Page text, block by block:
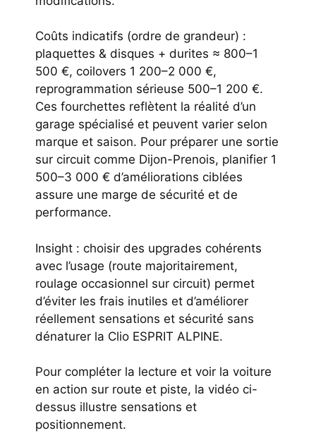
Coûts indicatifs (ordre de grandeur) :
plaquettes & disques + durites ≈ 800–1
500 €, coilovers 1 200–2 000 €,
reprogrammation sérieuse 500–1 200 €.
Ces fourchettes reflètent la réalité d’un
garage spécialisé et peuvent varier selon
marque et saison. Pour préparer une sortie
sur circuit comme Dijon-Prenois, planifier 1
500–3 000 € d’améliorations ciblées
assure une marge de sécurité et de
performance.
Insight : choisir des upgrades cohérents
avec l’usage (route majoritairement,
roulage occasionnel sur circuit) permet
d’éviter les frais inutiles et d’améliorer
réellement sensations et sécurité sans
dénaturer la Clio ESPRIT ALPINE.
Pour compléter la lecture et voir la voiture
en action sur route et piste, la vidéo ci-
dessus illustre sensations et
positionnement.